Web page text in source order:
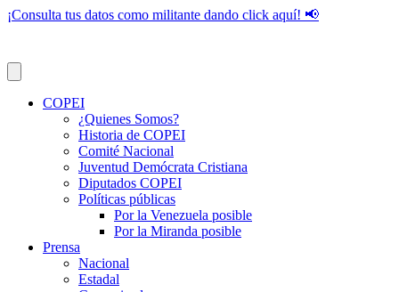
¡Consulta tus datos como militante dando click aquí! 📢
COPEI
¿Quienes Somos?
Historia de COPEI
Comité Nacional
Juventud Demócrata Cristiana
Diputados COPEI
Políticas públicas
Por la Venezuela posible
Por la Miranda posible
Prensa
Nacional
Estadal